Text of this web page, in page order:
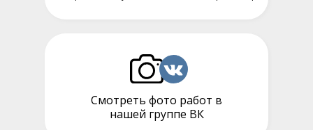
Смотреть фото работ в
нашей группе ВК